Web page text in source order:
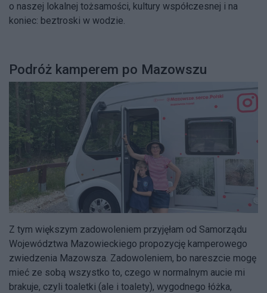
o naszej lokalnej tożsamości, kultury współczesnej i na
koniec: beztroski w wodzie.
Podróż kamperem po Mazowszu
Z tym większym zadowoleniem przyjęłam od Samorządu
Województwa Mazowieckiego propozycję kamperowego
zwiedzenia Mazowsza. Zadowoleniem, bo nareszcie mogę
mieć ze sobą wszystko to, czego w normalnym aucie mi
brakuje, czyli toaletki (ale i toalety), wygodnego łóżka,